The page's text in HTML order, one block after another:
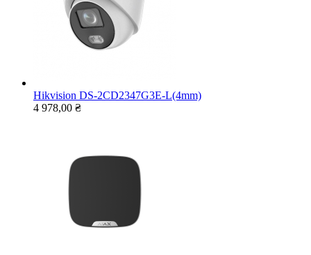
Hikvision DS-2CD2347G3E-L(4mm)
4 978,00 ₴